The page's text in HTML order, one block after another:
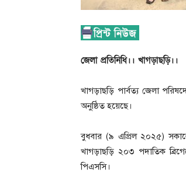
জেলা প্রতিনিধি।। খাগড়াছড়ি।।
খাগড়াছড়ি পার্বত্য জেলা
অনুষ্ঠিত হয়েছে।
বুধবার (৯ এপ্রিল ২০২৫)
খাগড়াছড়ি ২০৩ পদাতিক
পিএসসি।